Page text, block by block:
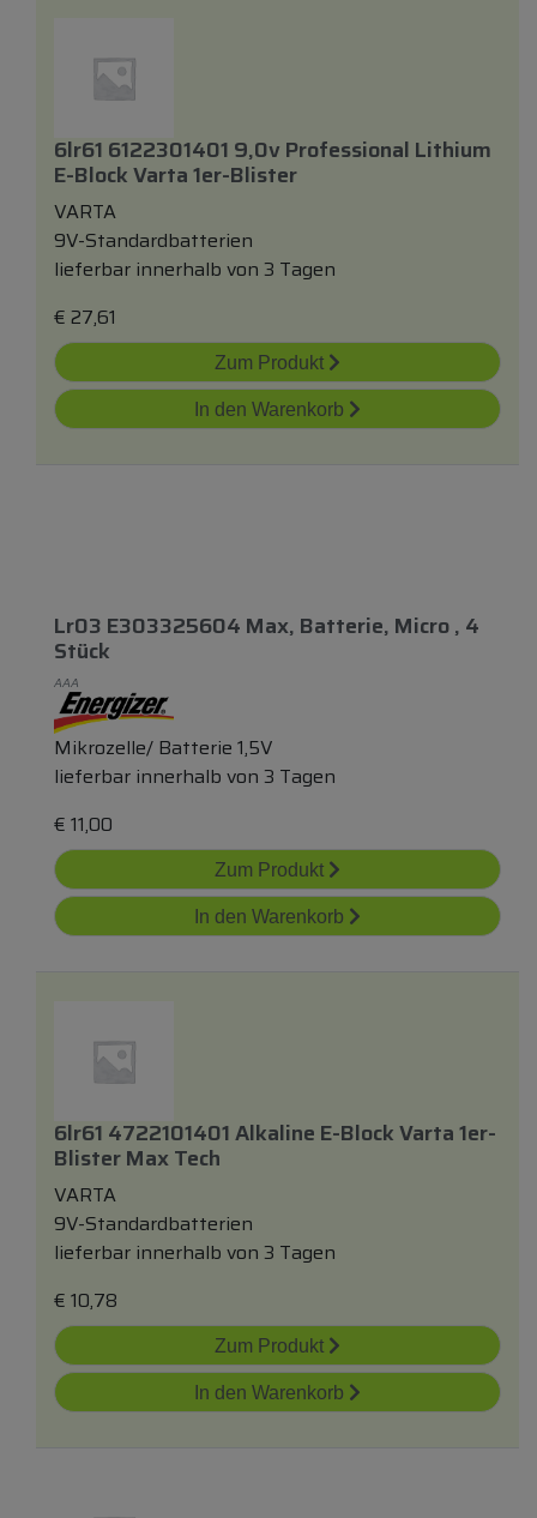
6lr61 6122301401 9,0v Professional Lithium
E-Block Varta 1er-Blister
VARTA
9V-Standardbatterien
lieferbar innerhalb von 3 Tagen
€ 27,61
Zum Produkt
In den Warenkorb
Lr03 E303325604 Max, Batterie, Micro , 4
Stück
AAA
Mikrozelle/ Batterie 1,5V
lieferbar innerhalb von 3 Tagen
€ 11,00
Zum Produkt
In den Warenkorb
6lr61 4722101401 Alkaline E-Block Varta 1er-
Blister Max Tech
VARTA
9V-Standardbatterien
lieferbar innerhalb von 3 Tagen
€ 10,78
Zum Produkt
In den Warenkorb